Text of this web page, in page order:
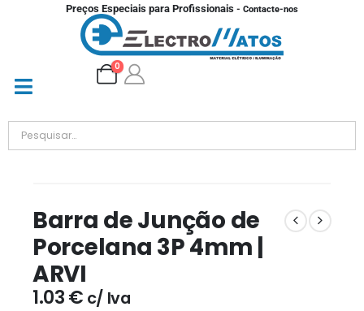
Preços Especiais para Profissionais - Contacte-nos
0
Barra de Junção de
Porcelana 3P 4mm |
ARVI
1.03€ c/ Iva